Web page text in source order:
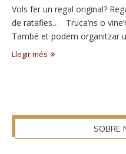
Vols fer un regal original?
de ratafies… Truca’ns o
També et podem organitzar
Llegir més
SOBRE